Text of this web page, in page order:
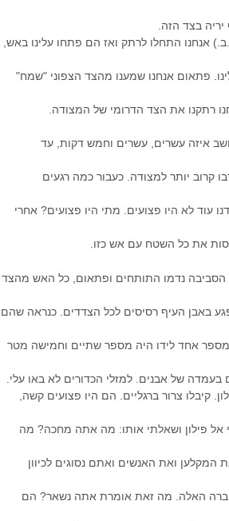
בצד הזה.
אנחנו התחלו לרתק ואז הם פתחו עלינו באש,
פתאום אנחנו שמענו מהצד הצפוני "שמח"
רתקנו את הצד הדרומי של המצודה.
איזה עשרים, עשרים וחמש דקות, עד
קרוב יותר למצודה. כעבור כמה רגעים
עוד לא היו פצועים. מתי היו פצועים? אחרי
את כל השטח עם אש כזו.
הסביבה נדמו התותחים ופתאום, כל האש מהצד
באבן העיף רסיסים לכל הצדדים. כנראה שהם
אחד לידו היה מספר שתיים וחמישה מטר
בעמדה של אבנים. למזלי הכדורים לא באו עלי.
קיבלו צרור ברגליים. הם היו פצועים קשה,
אל פילון ושאלתי אותו: מה אתה מחכה? מה
ואת האנשים ואתם נסוגים לכיוון
האלה. מה זאת אומרת אתה נשאר? הם